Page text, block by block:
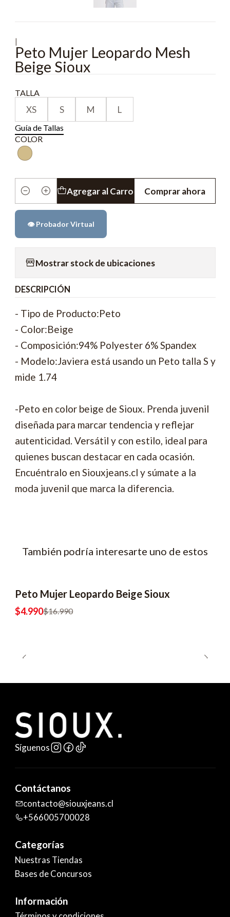
|
Peto Mujer Leopardo Mesh
Beige Sioux
TALLA
XS S M L
Guía de Tallas
COLOR
Cantidad
Agregar al Carro Comprar ahora
👁️ Probador Virtual
Mostrar stock de ubicaciones
DESCRIPCIÓN
- Tipo de Producto:Peto
- Color:Beige
- Composición:94% Polyester 6% Spandex
- Modelo:Javiera está usando un Peto talla S y
mide 1.74
-Peto en color beige de Sioux. Prenda juvenil
diseñada para marcar tendencia y reflejar
autenticidad. Versátil y con estilo, ideal para
quienes buscan destacar en cada ocasión.
Encuéntralo en Siouxjeans.cl y súmate a la
moda juvenil que marca la diferencia.
También podría interesarte uno de estos
-71% OFF
2x6990
Peto Mujer Leopardo Beige Sioux
$4.990$16.990
Síguenos
Contáctanos
contacto@siouxjeans.cl
+566005700028
Categorías
Nuestras Tiendas
Bases de Concursos
Información